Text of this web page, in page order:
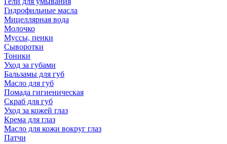
Гидрофильные масла
Мицеллярная вода
Молочко
Муссы, пенки
Сыворотки
Тоники
Уход за губами
Бальзамы для губ
Масло для губ
Помада гигиеническая
Скраб для губ
Уход за кожей глаз
Крема для глаз
Масло для кожи вокруг глаз
Патчи